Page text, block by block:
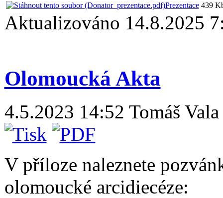
Prezentace 439
Aktualizováno 14.8.2025
Olomoucká Akta
4.5.2023 14:52 Tomáš Vala
V příloze naleznete
olomoucké arcidiecéze: